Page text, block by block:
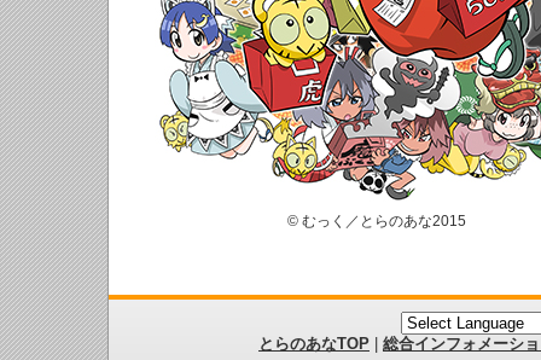
© むっく／とらのあな2015
とらのあなTOP
総合インフォメーシ